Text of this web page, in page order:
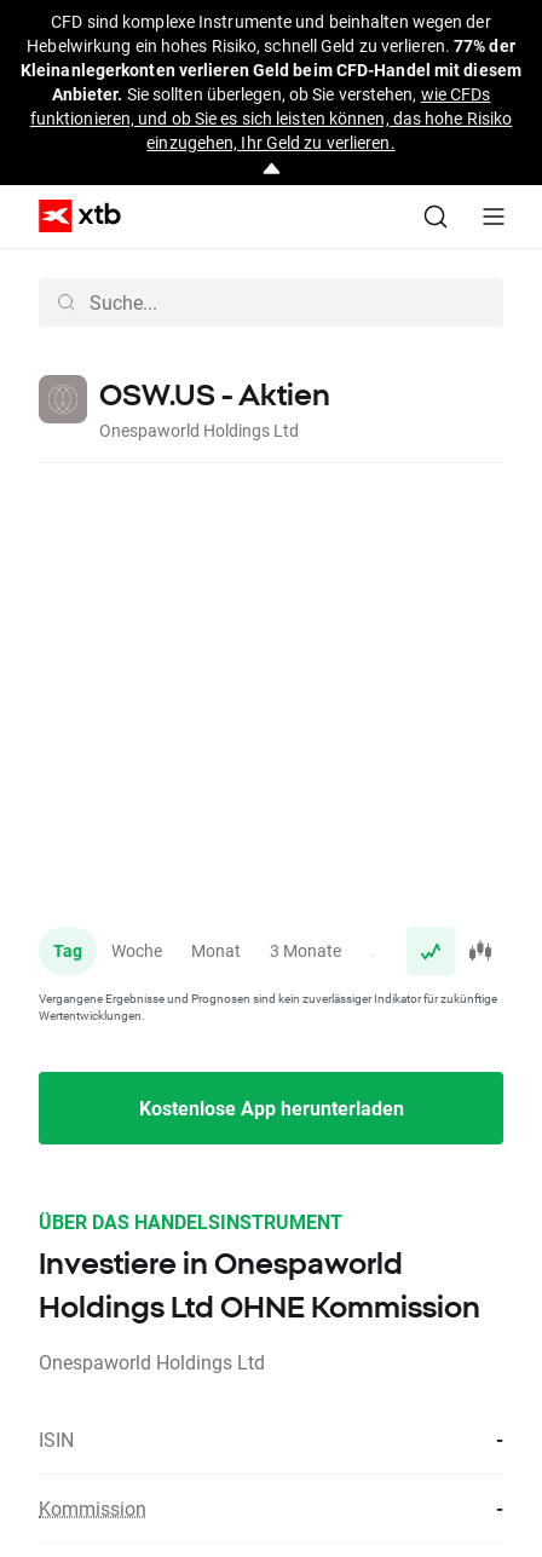
CFD sind komplexe Instrumente und beinhalten wegen der
Hebelwirkung ein hohes Risiko, schnell Geld zu verlieren.77% der
Kleinanlegerkonten verlieren Geld beim CFD-Handel mit diesem
Anbieter. Sie sollten überlegen, ob Sie verstehen, wie CFDs
funktionieren, und ob Sie es sich leisten können, das hohe Risiko
einzugehen, Ihr Geld zu verlieren.
OSW.US - Aktien
Onespaworld Holdings Ltd
Tag Woche Monat 3 Monate Jahr
Vergangene Ergebnisse und Prognosen sind kein zuverlässiger Indikator für zukünftige
Wertentwicklungen.
Kostenlose App herunterladen
ÜBER DAS HANDELSINSTRUMENT
Investiere in Onespaworld
Holdings Ltd OHNE Kommission
Onespaworld Holdings Ltd
ISIN -
Kommission -